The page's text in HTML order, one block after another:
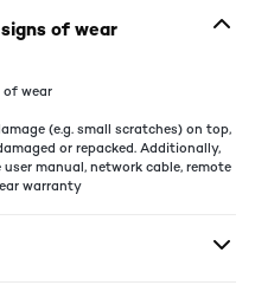
of wear
of wear
(e.g. small scratches) on top,
or repacked. Additionally,
manual, network cable, remote
warranty